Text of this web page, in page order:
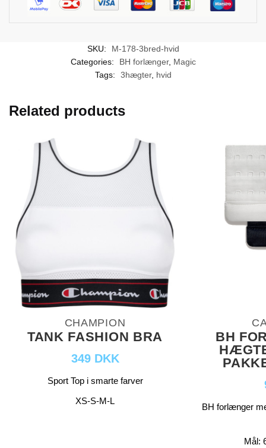
SKU:
M-178-3bred-hvid
Categories:
BH forlænger, Magic
Tags:
3hægter, hvid
Related products
CHAMPION
TANK FASHION BRA
349 DKK
Sport Top i smarte farver
XS-S-M-L
BH
BH forlænger
Mål: